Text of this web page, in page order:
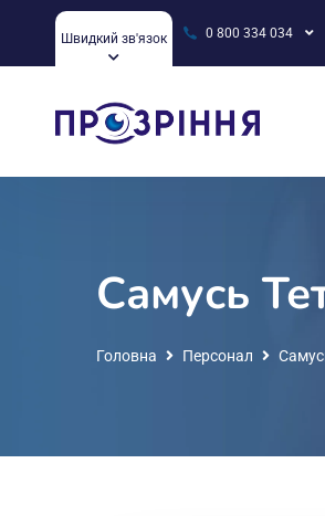
Швидкий зв'язок 0 800 334 034
Самусь
Головна Персонал